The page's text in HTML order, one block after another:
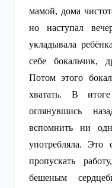
мамой, дома
но наступал
укладывала
себе бокальчик,
Потом этого
хватать. В
оглянувшись
вспомнить ни
употребляла. Это
пропускать
бешеным